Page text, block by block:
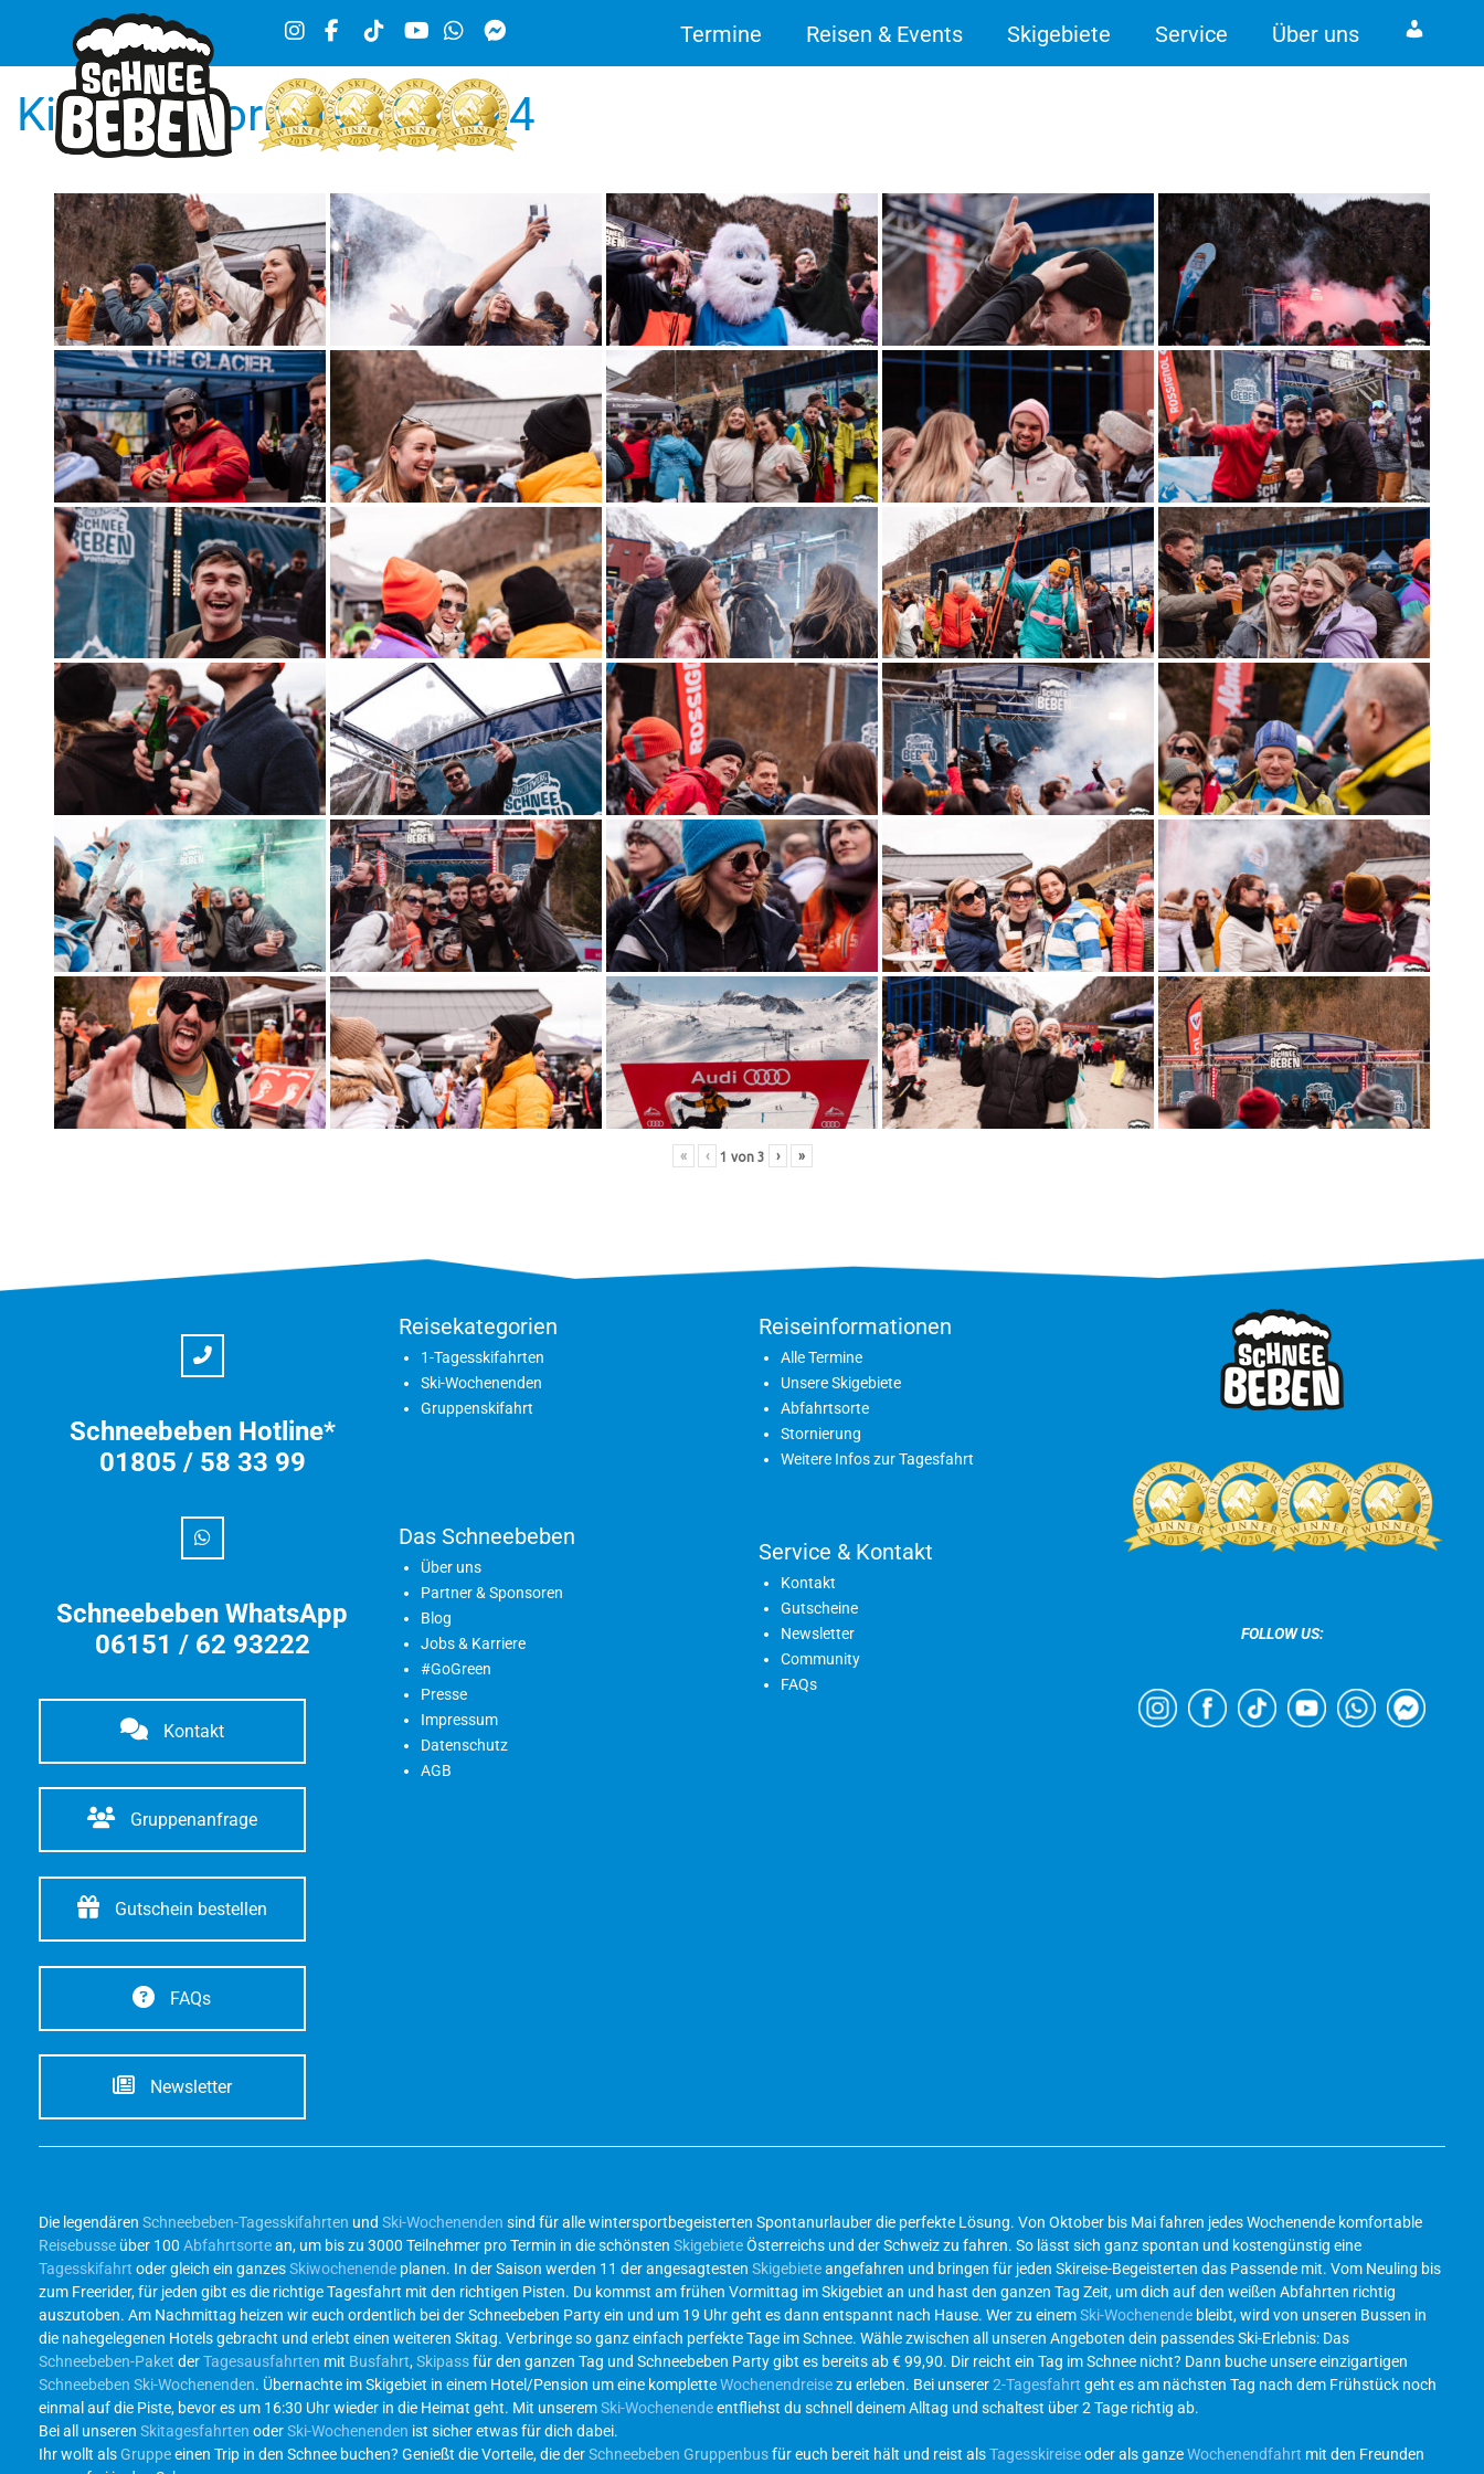
Termine Reisen & Events Skigebiete Service Über uns
Kitzsteinhorn 09.03.2024
« ‹ 1 von 3 › »
Schneebeben Hotline*
01805 / 58 33 99
Schneebeben WhatsApp
06151 / 62 93222
Kontakt
Gruppenanfrage
Gutschein bestellen
FAQs
Newsletter
Reisekategorien
1-Tagesskifahrten
Ski-Wochenenden
Gruppenskifahrt
Das Schneebeben
Über uns
Partner & Sponsoren
Blog
Jobs & Karriere
#GoGreen
Presse
Impressum
Datenschutz
AGB
Reiseinformationen
Alle Termine
Unsere Skigebiete
Abfahrtsorte
Stornierung
Weitere Infos zur Tagesfahrt
Service & Kontakt
Kontakt
Gutscheine
Newsletter
Community
FAQs
FOLLOW US:
Die legendären Schneebeben-Tagesskifahrten und Ski-Wochenenden sind für alle wintersportbegeisterten Spontanurlauber die perfekte Lösung. Von Oktober bis Mai fahren jedes Wochenende komfortable
Reisebusse über 100 Abfahrtsortean, um bis zu 3000 Teilnehmer pro Termin in die schönsten SkigebieteÖsterreichs und der Schweiz zu fahren. So lässt sich ganz spontan und kostengünstig eine
Tagesskifahrt oder gleich ein ganzesSkiwochenende planen. In der Saison werden 11 der angesagtesten Skigebieteangefahren und bringen für jeden Skireise-Begeisterten das Passende mit. Vom Neuling bis
zum Freerider, für jeden gibt es die richtige Tagesfahrt mit den richtigen Pisten. Du kommst am frühen Vormittag im Skigebiet an und hast den ganzen Tag Zeit, um dich auf den weißen Abfahrten richtig
auszutoben. Am Nachmittag heizen wir euch ordentlich bei der Schneebeben Party ein und um 19 Uhr geht es dann entspannt nach Hause. Wer zu einemSki-Wochenende bleibt, wird von unseren Bussen in
die nahegelegenen Hotels gebracht und erlebt einen weiteren Skitag. Verbringe so ganz einfach perfekte Tage im Schnee. Wähle zwischen all unseren Angeboten dein passendes Ski-Erlebnis: Das
Schneebeben-Paket derTagesausfahrten mit Busfahrt,Skipassfür den ganzen Tag und Schneebeben Party gibt es bereits ab € 99,90. Dir reicht ein Tag im Schnee nicht? Dann buche unsere einzigartigen
Schneebeben Ski-Wochenenden. Übernachte im Skigebiet in einem Hotel/Pension um eine kompletteWochenendreisezu erleben. Bei unserer2-Tagesfahrt geht es am nächsten Tag nach dem Frühstück noch
einmal auf die Piste, bevor es um 16:30 Uhr wieder in die Heimat geht. Mit unseremSki-Wochenendeentfliehst du schnell deinem Alltag und schaltest über 2 Tage richtig ab.
Bei all unseren Skitagesfahrten oderSki-Wochenenden ist sicher etwas für dich dabei.
Ihr wollt alsGruppeeinen Trip in den Schnee buchen? Genießt die Vorteile, die derSchneebeben Gruppenbusfür euch bereit hält und reist alsTagesskireiseoder als ganzeWochenendfahrt mit den Freunden